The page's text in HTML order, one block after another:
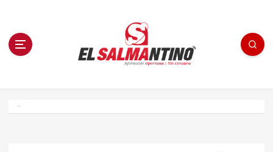
n El Salmantino - medios/noticias/editorial